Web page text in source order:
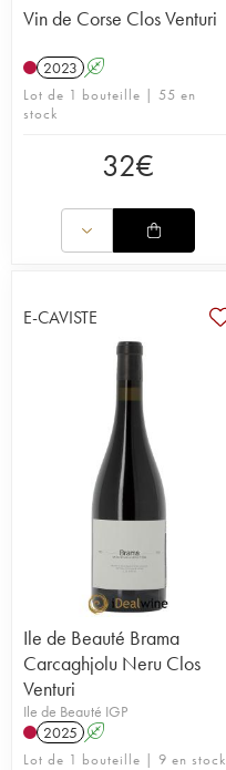
Vin de Corse Clos Venturi
2023 A
Lot de 1 bouteille | 55 en
stock
32€
E-CAVISTE
Ile de Beauté Brama
Carcaghjolu Neru Clos
Venturi
Ile de Beauté IGP
2025 A
Lot de 1 bouteille | 9 en stock